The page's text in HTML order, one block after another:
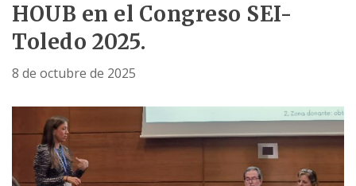
HOUB en el Congreso SEI-
Toledo 2025.
8 de octubre de 2025